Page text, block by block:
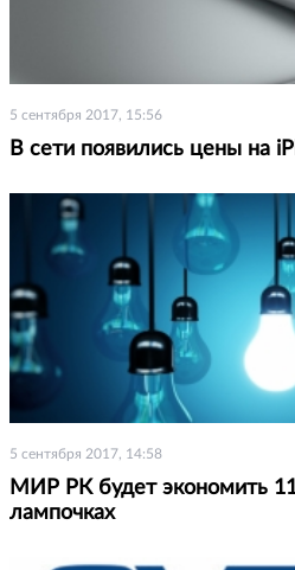
5 сентября 2017, 15:56
В сети появились цены на
5 сентября 2017, 14:58
МИР РК будет экономить
лампочках